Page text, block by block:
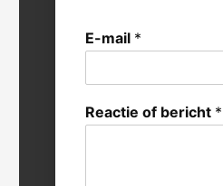
E-mail *
Reactie of bericht *